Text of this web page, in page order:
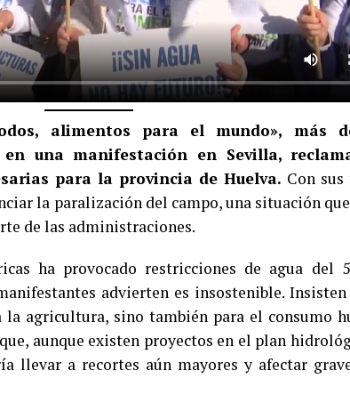
alimentos para el mundo», más
una manifestación en Sevilla,
para la provincia de Huelva. Con
la paralización del campo, una situación
de las administraciones.
ha provocado restricciones de agua del
advierten es insostenible.
la agricultura, sino también para el consumo
aunque existen proyectos en el plan
llevar a recortes aún mayores y afectar